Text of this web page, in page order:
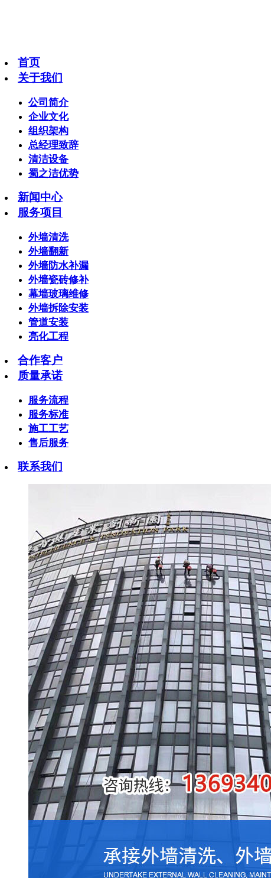
首页
关于我们
公司简介
企业文化
组织架构
总经理致辞
清洁设备
蜀之洁优势
新闻中心
服务项目
外墙清洗
外墙翻新
外墙防水补漏
外墙瓷砖修补
幕墙玻璃维修
外墙拆除安装
管道安装
亮化工程
合作客户
质量承诺
服务流程
服务标准
施工工艺
售后服务
联系我们